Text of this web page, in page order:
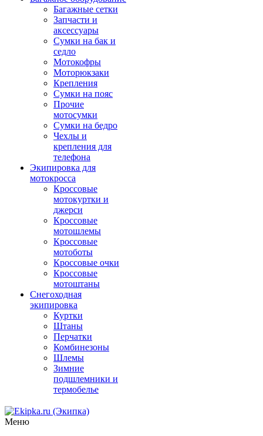
Багажные сетки
Запчасти и
аксессуары
Сумки на бак и
седло
Мотокофры
Моторюкзаки
Крепления
Сумки на пояс
Прочие
мотосумки
Сумки на бедро
Чехлы и
крепления для
телефона
Экипировка для
мотокросса
Кроссовые
мотокуртки и
джерси
Кроссовые
мотошлемы
Кроссовые
мотоботы
Кроссовые очки
Кроссовые
мотоштаны
Снегоходная
экипировка
Куртки
Штаны
Перчатки
Комбинезоны
Шлемы
Зимние
подшлемники и
термобелье
Меню